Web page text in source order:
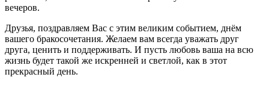
вечеров.
Друзья, поздравляем Вас с этим великим событием, днём
вашего бракосочетания. Желаем вам всегда уважать друг
друга, ценить и поддерживать. И пусть любовь ваша на всю
жизнь будет такой же искренней и светлой, как в этот
прекрасный день.